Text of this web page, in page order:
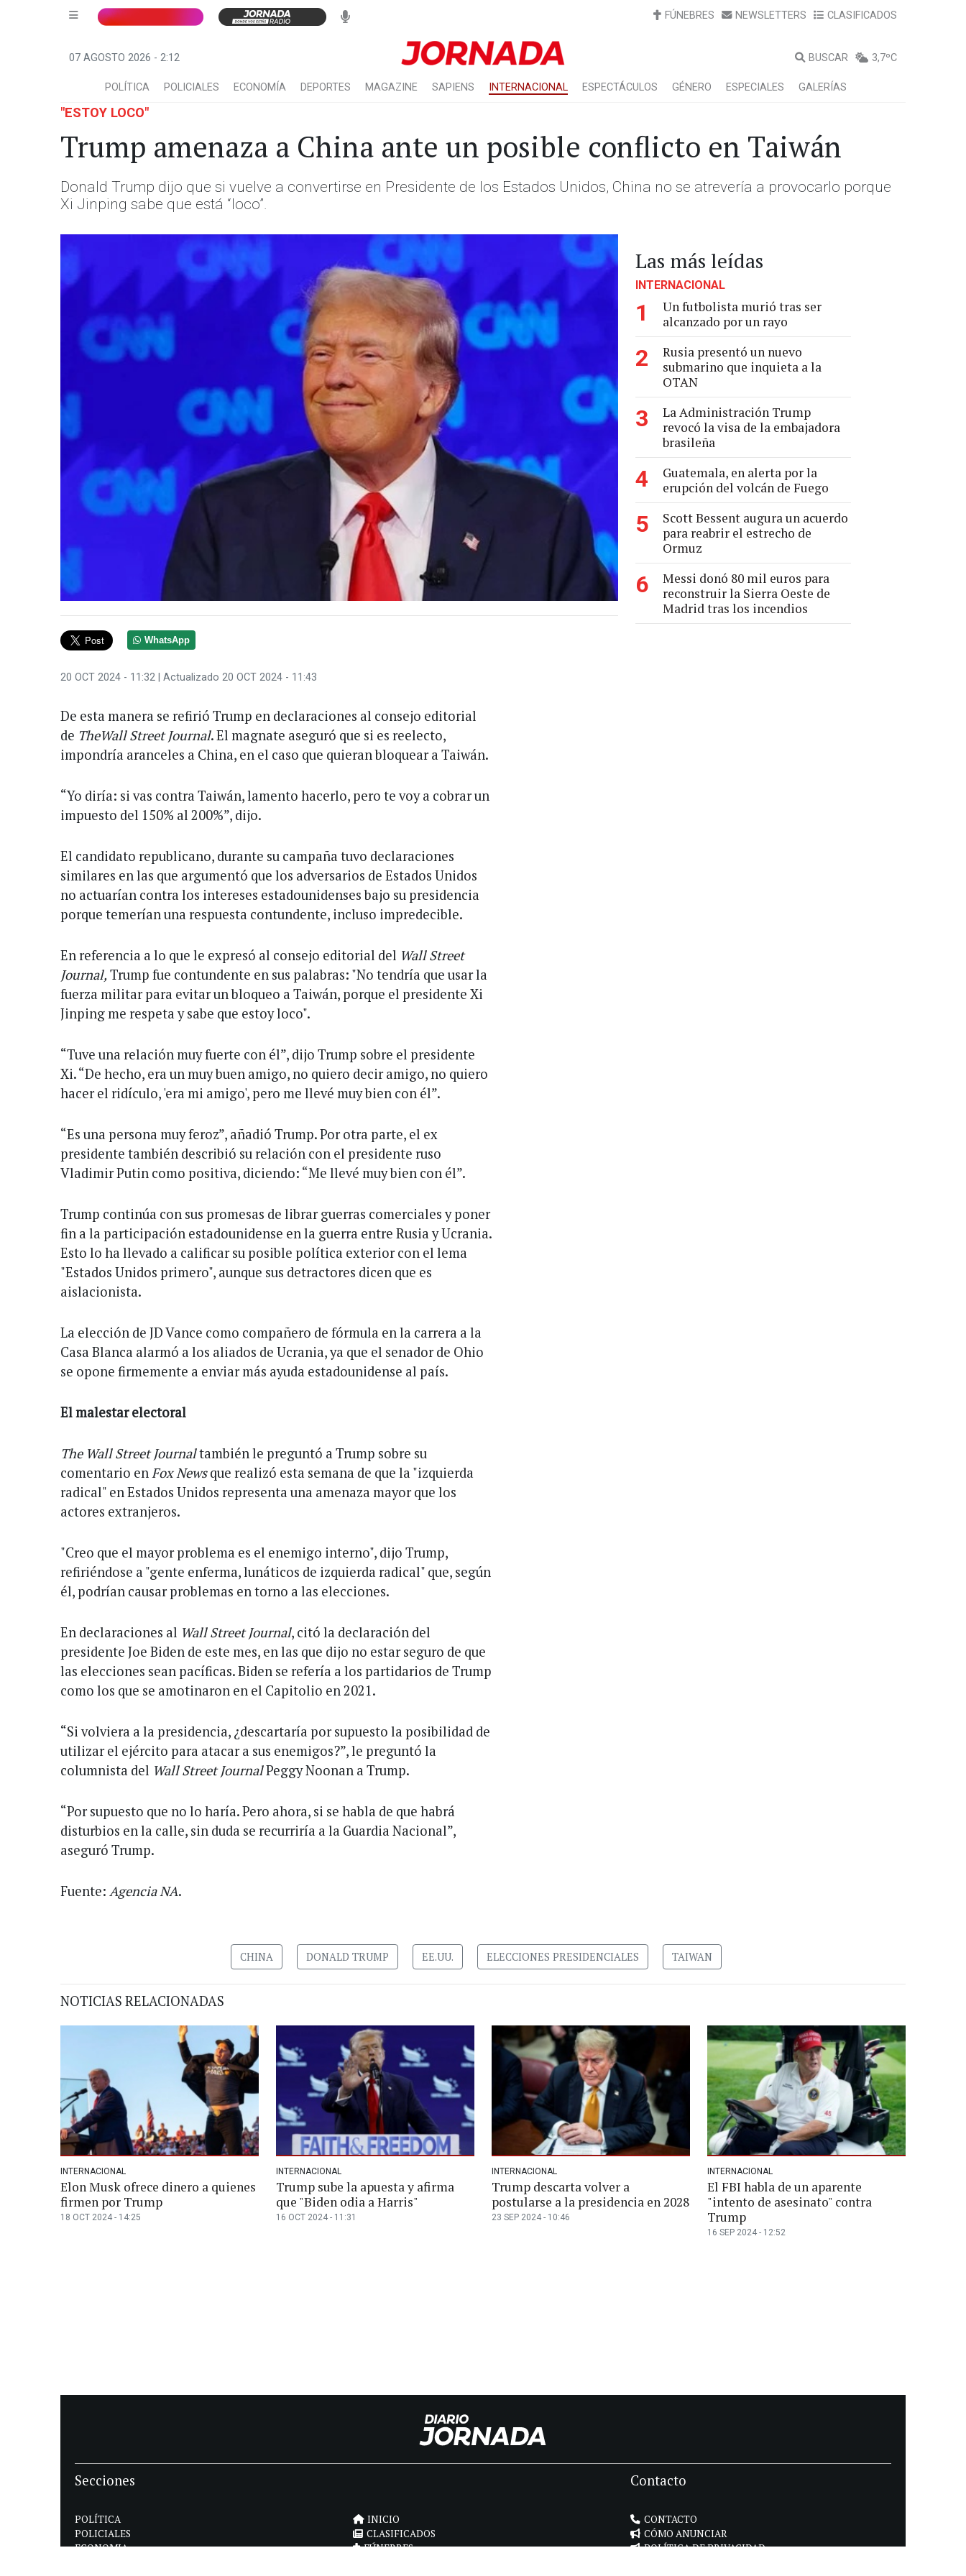
FÚNEBRES NEWSLETTERS CLASIFICADOS
07 AGOSTO 2026 - 2:12 BUSCAR 3,7ºC
POLÍTICA POLICIALES ECONOMÍA DEPORTES MAGAZINE SAPIENS INTERNACIONAL ESPECTÁCULOS GÉNERO ESPECIALES GALERÍAS
"ESTOY LOCO"
Trump amenaza a China ante un posible conflicto en Taiwán
Donald Trump dijo que si vuelve a convertirse en Presidente de los Estados Unidos, China no se atrevería a provocarlo porque
Xi Jinping sabe que está “loco”.
WhatsApp
20 OCT 2024 - 11:32 | Actualizado 20 OCT 2024 - 11:43
De esta manera se refirió Trump en declaraciones al consejo editorial
de TheWall Street Journal. El magnate aseguró que si es reelecto,
impondría aranceles a China, en el caso que quieran bloquear a Taiwán.
“Yo diría: si vas contra Taiwán, lamento hacerlo, pero te voy a cobrar un
impuesto del 150% al 200%”, dijo.
El candidato republicano, durante su campaña tuvo declaraciones
similares en las que argumentó que los adversarios de Estados Unidos
no actuarían contra los intereses estadounidenses bajo su presidencia
porque temerían una respuesta contundente, incluso impredecible.
En referencia a lo que le expresó al consejo editorial del Wall Street
Journal, Trump fue contundente en sus palabras: "No tendría que usar la
fuerza militar para evitar un bloqueo a Taiwán, porque el presidente Xi
Jinping me respeta y sabe que estoy loco".
“Tuve una relación muy fuerte con él”, dijo Trump sobre el presidente
Xi. “De hecho, era un muy buen amigo, no quiero decir amigo, no quiero
hacer el ridículo, 'era mi amigo', pero me llevé muy bien con él”.
“Es una persona muy feroz”, añadió Trump. Por otra parte, el ex
presidente también describió su relación con el presidente ruso
Vladimir Putin como positiva, diciendo: “Me llevé muy bien con él”.
Trump continúa con sus promesas de librar guerras comerciales y poner
fin a la participación estadounidense en la guerra entre Rusia y Ucrania.
Esto lo ha llevado a calificar su posible política exterior con el lema
"Estados Unidos primero", aunque sus detractores dicen que es
aislacionista.
La elección de JD Vance como compañero de fórmula en la carrera a la
Casa Blanca alarmó a los aliados de Ucrania, ya que el senador de Ohio
se opone firmemente a enviar más ayuda estadounidense al país.
El malestar electoral
The Wall Street Journaltambién le preguntó a Trump sobre su
comentario en Fox Newsque realizó esta semana de que la "izquierda
radical" en Estados Unidos representa una amenaza mayor que los
actores extranjeros.
"Creo que el mayor problema es el enemigo interno", dijo Trump,
refiriéndose a "gente enferma, lunáticos de izquierda radical" que, según
él, podrían causar problemas en torno a las elecciones.
En declaraciones al Wall Street Journal, citó la declaración del
presidente Joe Biden de este mes, en las que dijo no estar seguro de que
las elecciones sean pacíficas. Biden se refería a los partidarios de Trump
como los que se amotinaron en el Capitolio en 2021.
“Si volviera a la presidencia, ¿descartaría por supuesto la posibilidad de
utilizar el ejército para atacar a sus enemigos?”, le preguntó la
columnista del Wall Street JournalPeggy Noonan a Trump.
“Por supuesto que no lo haría. Pero ahora, si se habla de que habrá
disturbios en la calle, sin duda se recurriría a la Guardia Nacional”,
aseguró Trump.
Fuente: Agencia NA.
Las más leídas
INTERNACIONAL
1
Un futbolista murió tras ser
alcanzado por un rayo
2
Rusia presentó un nuevo
submarino que inquieta a la
OTAN
3
La Administración Trump
revocó la visa de la embajadora
brasileña
4
Guatemala, en alerta por la
erupción del volcán de Fuego
5
Scott Bessent augura un acuerdo
para reabrir el estrecho de
Ormuz
6
Messi donó 80 mil euros para
reconstruir la Sierra Oeste de
Madrid tras los incendios
CHINA DONALD TRUMP EE.UU. ELECCIONES PRESIDENCIALES TAIWAN
NOTICIAS RELACIONADAS
INTERNACIONAL
Elon Musk ofrece dinero a quienes
firmen por Trump
18 OCT 2024 - 14:25
INTERNACIONAL
Trump sube la apuesta y afirma
que "Biden odia a Harris"
16 OCT 2024 - 11:31
INTERNACIONAL
Trump descarta volver a
postularse a la presidencia en 2028
23 SEP 2024 - 10:46
INTERNACIONAL
El FBI habla de un aparente
"intento de asesinato" contra
Trump
16 SEP 2024 - 12:52
Secciones
POLÍTICA
POLICIALES
ECONOMIA
INICIO
CLASIFICADOS
FÚNEBRES
Contacto
CONTACTO
CÓMO ANUNCIAR
POLÍTICA DE PRIVACIDAD